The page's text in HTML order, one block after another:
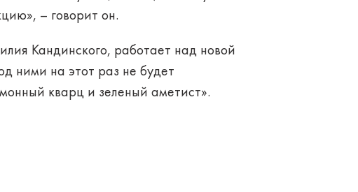
– говорит он.
Кандинского, работает над новой
ними на этот раз не будет
кварц и зеленый аметист».